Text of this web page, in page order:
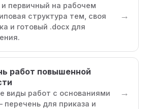
первичный на рабочем
структура тем, своя
и готовый .docx для
→
работ повышенной
виды работ с основаниями
для приказа и
→